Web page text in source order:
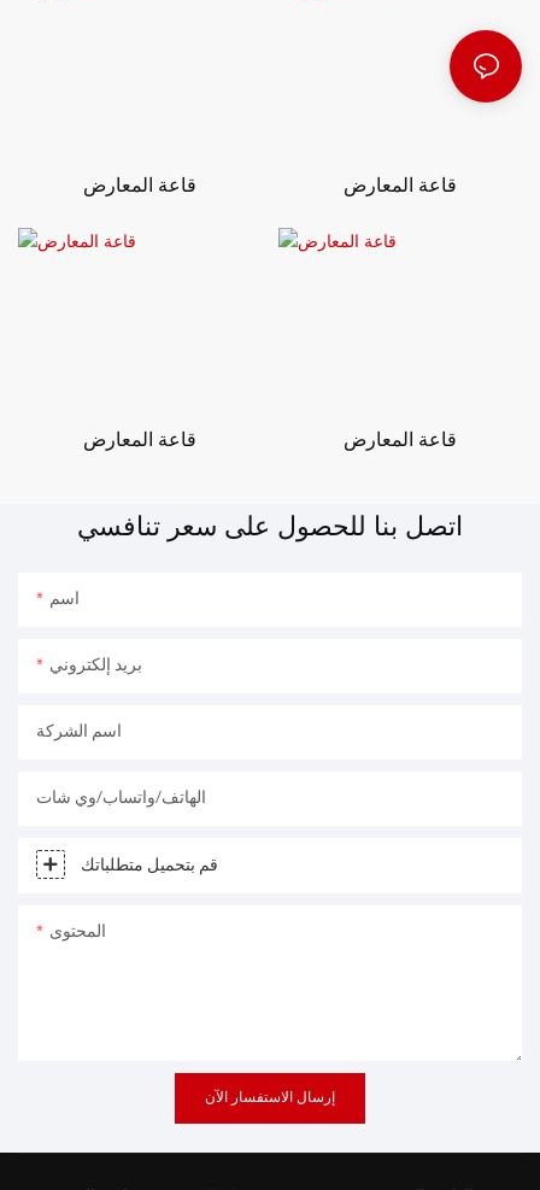
قاعة المعارض قاعة المعارض
قاعة المعارض قاعة المعارض
اتصل بنا للحصول على سعر تنافسي
اسم
بريد إلكتروني
اسم الشركة
الهاتف/واتساب/وي شات
قم بتحميل متطلباتك
المحتوى
إرسال الاستفسار الآن